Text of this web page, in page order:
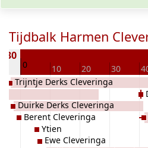
Tijdbalk Harmen
0 10 20 30
Trijntje Derks Cleveringa
Duirke Derks Cleveringa
Berent Cleveringa
Ytien
Ewe Cleveringa